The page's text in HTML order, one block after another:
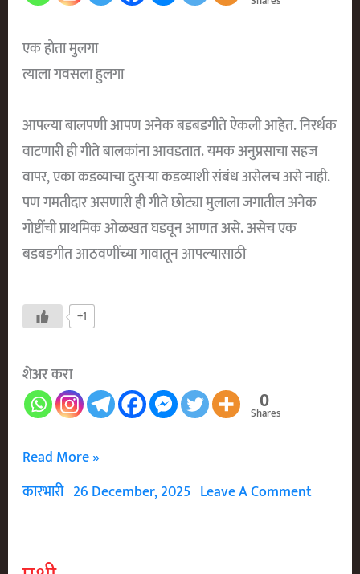
एक होता मुलगा
त्याला गवसला हुलगा
आपल्या बालपणी आपण अनेक बडबडगीते ऐकली आहेत. निरर्थक
वाटणारी ही गीते बालकांना आवडतात. यमक अनुप्रसाचा सहज
वापर, एका कडव्याचा दुसऱ्या कडव्याशी संबंध असेलच असे नाही.
पण गमतीदार असणारी ही गीते छोट्या मुलाला जगातील अनेक
गोष्टींची प्राथमिक ओळखत घडवून आणत असे. असेच एक
बडबडगीत आठवणींच्या गावातून आपल्यासाठी
+1
शेअर करा
0
Shares
एक
होता
Read More »
कारभारी 26 December, 2025 Leave A Comment